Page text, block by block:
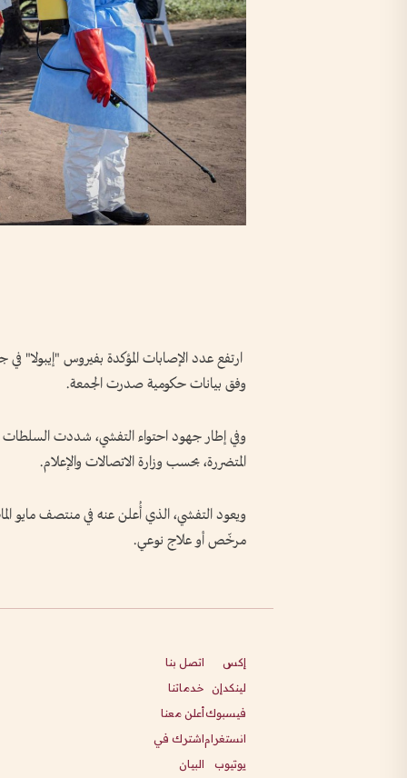
وفق بيانات حكومية صدرت الجمعة.
وفي إطار جهود احتواء التفشي، شددت السلطات
المتضررة، بحسب وزارة الاتصالات والإعلام.
ويعود التفشي، الذي أُعلن عنه في منتصف مايو
مرخّص أو علاج نوعي.
إكس
لينكدإن
فيسبوك
انستغرام
يوتيوب
اتصل بنا
خدماتنا
أعلن معنا
اشترك في
البيان